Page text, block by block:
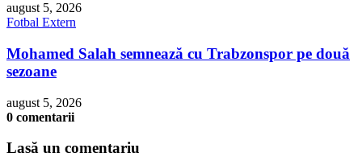
august 5, 2026
Fotbal Extern
Mohamed Salah semnează cu Trabzonspor pe două
sezoane
august 5, 2026
0 comentarii
Lasă un comentariu